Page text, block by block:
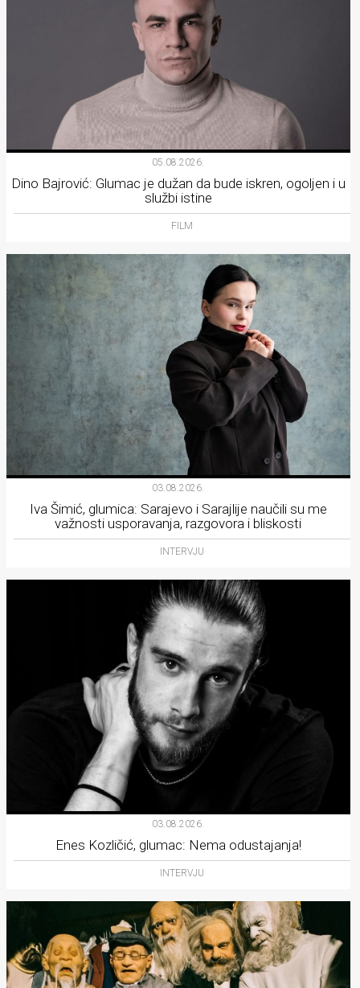
05.08.2026.
Dino Bajrović: Glumac je dužan da bude iskren, ogoljen i u
službi istine
FILM
03.08.2026.
Iva Šimić, glumica: Sarajevo i Sarajlije naučili su me
važnosti usporavanja, razgovora i bliskosti
INTERVJU
03.08.2026.
Enes Kozličić, glumac: Nema odustajanja!
INTERVJU